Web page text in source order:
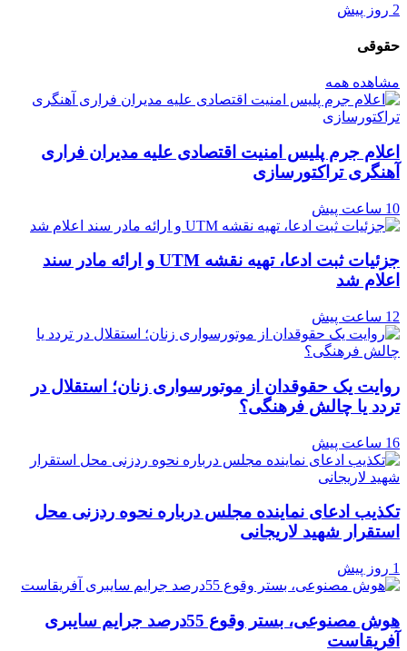
2 روز پیش
حقوقی
مشاهده همه
اعلام جرم پلیس امنیت اقتصادی علیه مدیران فراری
آهنگری تراکتورسازی
10 ساعت پیش
جزئیات ثبت ادعا، تهیه نقشه UTM و ارائه مادر سند
اعلام شد
12 ساعت پیش
روایت یک حقوقدان از موتورسواری زنان؛ استقلال در
تردد یا چالش فرهنگی؟
16 ساعت پیش
تکذیب ادعای نماینده مجلس درباره نحوه ردزنی محل
استقرار شهید لاریجانی
1 روز پیش
هوش مصنوعی، بستر وقوع 55درصد جرایم سایبری
آفریقاست